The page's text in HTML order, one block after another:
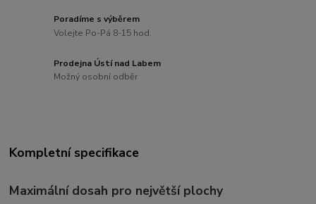
Poradíme s výběrem
Volejte Po-Pá 8-15 hod.
Prodejna Ústí nad Labem
Možný osobní odběr
Kompletní specifikace
Maximální dosah pro největší plochy